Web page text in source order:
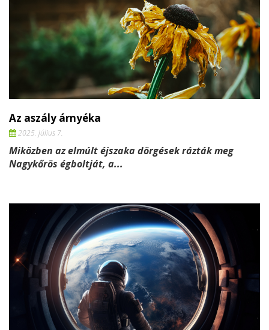
Az aszály árnyéka
2025. július 7.
Miközben az elmúlt éjszaka dörgések rázták meg
Nagykőrös égboltját, a...